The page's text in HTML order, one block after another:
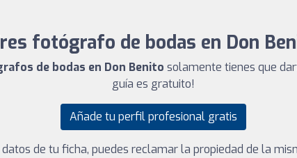
fotógrafo de bodas en Don
de bodas en Don Benito solamente tienes que
guía es gratuito!
Añade tu perfil profesional gratis
de tu ficha, puedes reclamar la propiedad de la